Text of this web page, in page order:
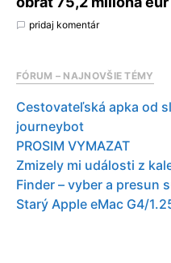
pridaj komentár
FÓRUM – NAJNOVŠIE TÉMY
Cestovateľská apka od
journeybot
PROSIM VYMAZAT
Zmizely mi události z
Finder – vyber a presun
Starý Apple eMac G4/